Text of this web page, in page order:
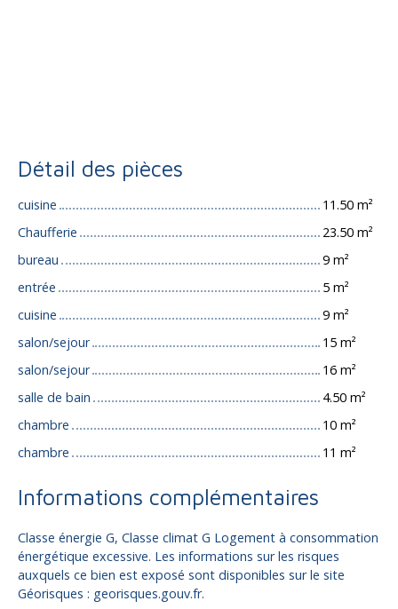
Détail des pièces
cuisine
11.50 m²
Chaufferie
23.50 m²
bureau
9 m²
entrée
5 m²
cuisine
9 m²
salon/sejour
15 m²
salon/sejour
16 m²
salle de bain
4.50 m²
chambre
10 m²
chambre
11 m²
Informations complémentaires
Classe énergie G, Classe climat G Logement à consommation
énergétique excessive. Les informations sur les risques
auxquels ce bien est exposé sont disponibles sur le site
Géorisques : georisques.gouv.fr.